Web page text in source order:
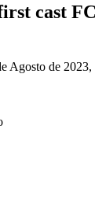
cast
Agosto de